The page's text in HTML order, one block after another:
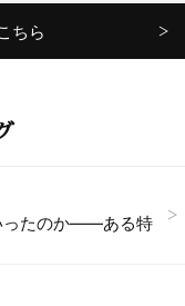
ちら
ったのか——ある特